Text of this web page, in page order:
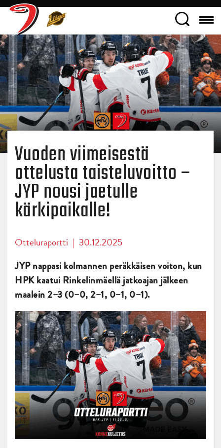
Vuoden viimeisestä
ottelusta taisteluvoitto –
JYP nousi jaetulle
kärkipaikalle!
Otteluraportti | 30.12.2025
JYP nappasi kolmannen peräkkäisen voiton, kun
HPK kaatui Rinkelinmäellä jatkoajan jälkeen
maalein 2–3 (0–0, 2–1, 0–1, 0–1).